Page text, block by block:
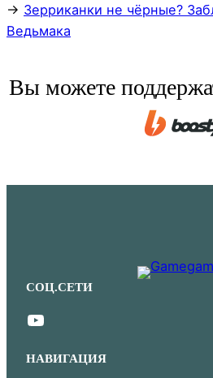
→ Зерриканки не чёрные?
Ведьмака
Вы можете
СОЦ.СЕТИ
YouTube
НАВИГАЦИЯ